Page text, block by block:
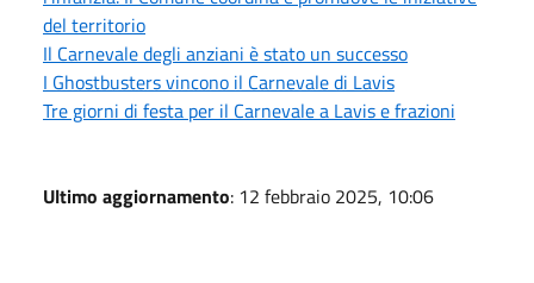
del territorio
Il Carnevale degli anziani è stato un successo
I Ghostbusters vincono il Carnevale di Lavis
Tre giorni di festa per il Carnevale a Lavis e frazioni
Ultimo aggiornamento: 12 febbraio 2025, 10:06